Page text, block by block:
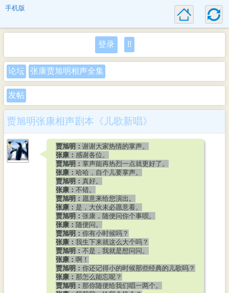
手机版
登录 !!
论坛 张康贾旭明相声全集
发帖
贾旭明张康相声剧本《儿歌新唱》
贾旭明： 谢谢大家热情的掌声。
张康： 感谢各位。
贾旭明： 掌声能再热烈一点就更好了。
张康： 哈哈，自个儿要掌声。
贾旭明： 真好。
张康： 不错。
贾旭明： 愿意来给您演出。
张康： 是，大伙未必愿意看。
贾旭明： 张康，随便问你个事呗。
张康： 随便问。
贾旭明： 你有小时候吗？
张康： 我生下来就这么大个吗？
贾旭明： 不是，我就是想问问。
张康： 啊！
贾旭明： 你还记得小的时候那些经典的儿歌吗？
张康： 那怎么能忘呢？
贾旭明： 那你随便给我们唱一两个。